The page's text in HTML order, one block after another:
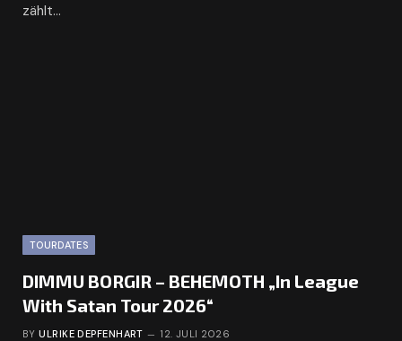
zählt…
TOURDATES
DIMMU BORGIR – BEHEMOTH „In League
With Satan Tour 2026“
BY ULRIKE DEPFENHART 12. JULI 2026